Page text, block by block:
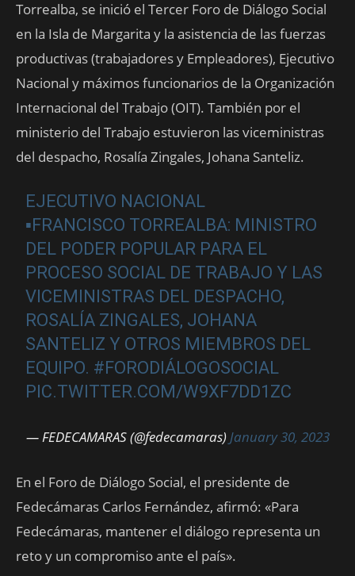
Torrealba, se inició el Tercer Foro de Diálogo Social
en la Isla de Margarita y la asistencia de las fuerzas
productivas (trabajadores y Empleadores), Ejecutivo
Nacional y máximos funcionarios de la Organización
Internacional del Trabajo (OIT). También por el
ministerio del Trabajo estuvieron las viceministras
del despacho, Rosalía Zingales, Johana Santeliz.
EJECUTIVO NACIONAL
▪️FRANCISCO TORREALBA: MINISTRO
DEL PODER POPULAR PARA EL
PROCESO SOCIAL DE TRABAJO Y LAS
VICEMINISTRAS DEL DESPACHO,
ROSALÍA ZINGALES, JOHANA
SANTELIZ Y OTROS MIEMBROS DEL
EQUIPO. #FORODIÁLOGOSOCIAL
PIC.TWITTER.COM/W9XF7DD1ZC
— FEDECAMARAS (@fedecamaras) January 30, 2023
En el Foro de Diálogo Social, el presidente de
Fedecámaras Carlos Fernández, afirmó: «Para
Fedecámaras, mantener el diálogo representa un
reto y un compromiso ante el país».